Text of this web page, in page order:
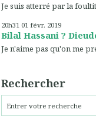
Je suis atterré par la
20h31 01 févr. 2019
Bilal Hassani ?
Je n'aime pas qu'on me
Rechercher